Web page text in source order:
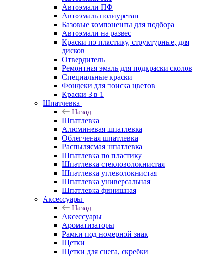
Автоэмали ПФ
Автоэмаль полиуретан
Базовые компоненты для подбора
Автоэмали на развес
Краски по пластику, структурные, для
дисков
Отвердитель
Ремонтная эмаль для подкраски сколов
Специальные краски
Фондеки для поиска цветов
Краски 3 в 1
Шпатлевка
Назад
Шпатлевка
Алюминевая шпатлевка
Облегченая шпатлевка
Распыляемая шпатлевка
Шпатлевка по пластику
Шпатлевка стекловолокнистая
Шпатлевка углеволокнистая
Шпатлевка универсальная
Шпатлевка финишная
Аксессуары
Назад
Аксессуары
Ароматизаторы
Рамки под номерной знак
Щетки
Щетки для снега, скребки